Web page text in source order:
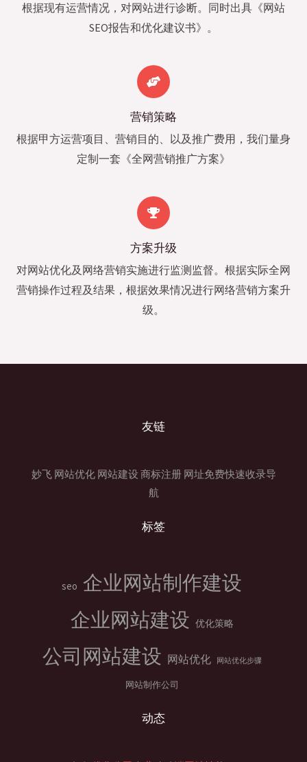
根据现有运营情况，对网站进行诊断。同时出具《网站
SEO报告和优化建议书》。
营销策略
根据甲方运营项目、营销目的、以及推广费用，我们量身
定制一套《全网营销推广方案》
方案升级
对网站优化及网络营销实施进行监测监督。根据实际全网
营销操作过程及结果，根据效果情况进行网络营销方案升
级。
友链
妙飞 网站优化 网站建设 商标注册 网址免费快速收录导
航
标签
seo 企业网站制作建设
企业网站建设 优化策略
公司网站建设 网站优化 网站优化步骤
网站制作公司
动态